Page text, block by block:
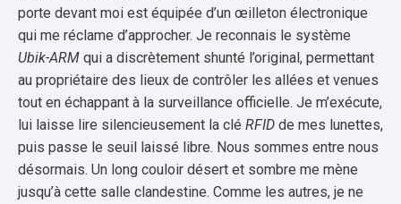
porte devant moi est équipée d’un œilleton électronique
qui me réclame d’approcher. Je reconnais le système
Ubik-ARM qui a discrètement shunté l’original, permettant
au propriétaire des lieux de contrôler les allées et venues
tout en échappant à la surveillance officielle. Je m’exécute,
lui laisse lire silencieusement la clé RFID de mes lunettes,
puis passe le seuil laissé libre. Nous sommes entre nous
désormais. Un long couloir désert et sombre me mène
jusqu’à cette salle clandestine. Comme les autres, je ne